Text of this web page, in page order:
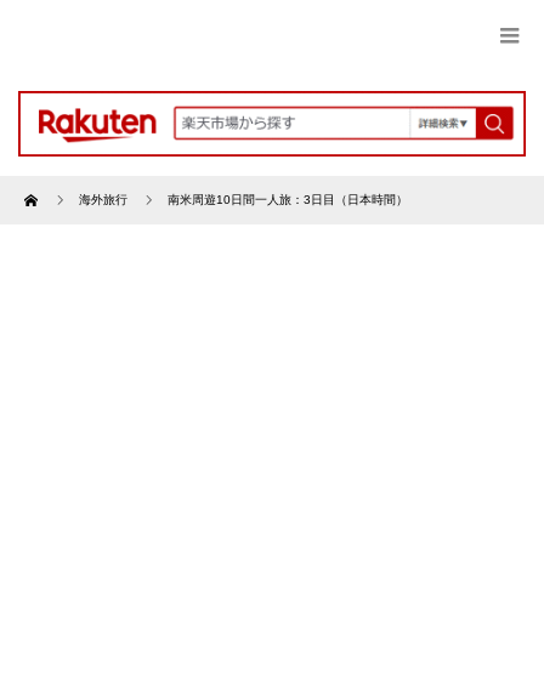
Home 海外旅行 南米周遊10日間一人旅：3日目（日本時間）